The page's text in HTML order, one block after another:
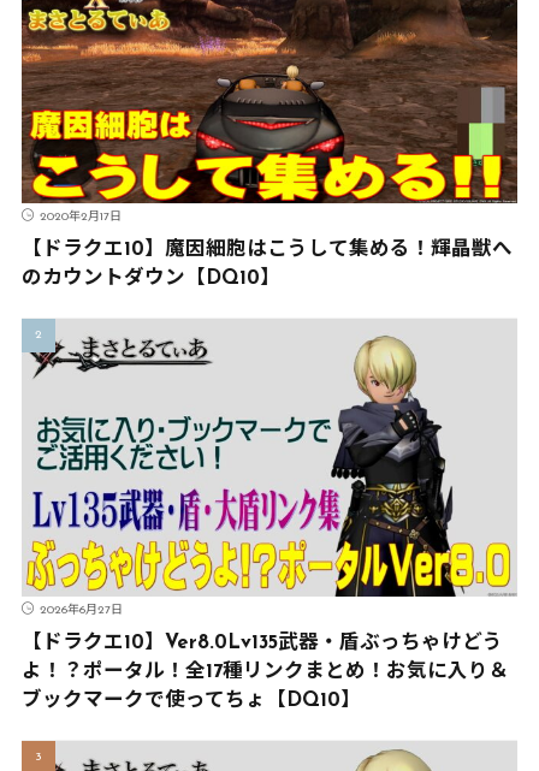
2020年2月17日
【ドラクエ10】魔因細胞はこうして集める！輝晶獣へ
のカウントダウン【DQ10】
2026年6月27日
【ドラクエ10】Ver8.0Lv135武器・盾ぶっちゃけどう
よ！？ポータル！全17種リンクまとめ！お気に入り＆
ブックマークで使ってちょ【DQ10】